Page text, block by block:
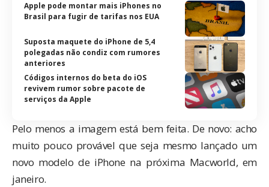
Apple pode montar mais iPhones no
Brasil para fugir de tarifas nos EUA
Suposta maquete do iPhone de 5,4
polegadas não condiz com rumores
anteriores
Códigos internos do beta do iOS
revivem rumor sobre pacote de
serviços da Apple
Pelo menos a imagem está bem feita. De novo: acho
muito pouco provável que seja mesmo lançado um
novo modelo de iPhone na próxima Macworld, em
janeiro.